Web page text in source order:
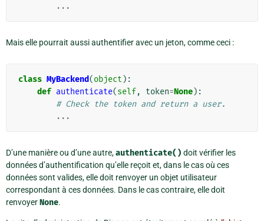
...
Mais elle pourrait aussi authentifier avec un jeton, comme ceci :
class MyBackend(object ):
def authenticate(self, token=None):
# Check the token and return a user.
...
D’une manière ou d’une autre,authenticate() doit vérifier les
données d’authentification qu’elle reçoit et, dans le cas où ces
données sont valides, elle doit renvoyer un objet utilisateur
correspondant à ces données. Dans le cas contraire, elle doit
renvoyerNone.